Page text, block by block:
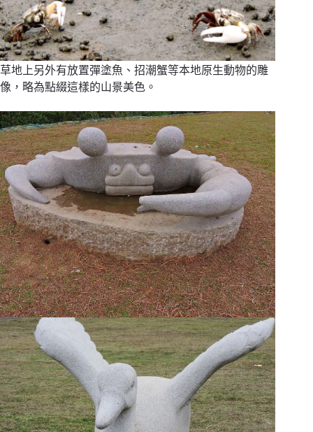
草地上另外有放置彈塗魚、招潮蟹等本地原生動物的雕
像，略為點綴這樣的山景美色。